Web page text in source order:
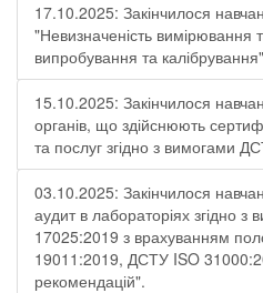
17.10.2025: Закінчилося
"Невизначеність вимірювання
випробування та калібрування"
15.10.2025: Закінчилося
органів, що здійснюють
та послуг згідно з вимогами
03.10.2025: Закінчилося
аудит в лабораторіях згідно
17025:2019 з врахуванням
19011:2019, ДСТУ ISO
рекомендацій".